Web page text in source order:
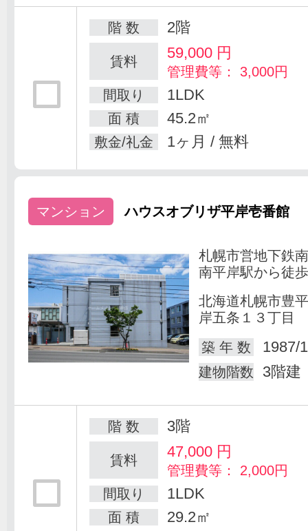
階 数 2階
賃料 59,000円
管理費等： 3,000円
間取り
1LDK
面 積 45.2㎡
敷金/礼金 1ヶ月 / 無料
マンション ハウスオブリザ平岸壱番館
札幌市営地下鉄
南平岸駅から徒
北海道札幌市豊
岸五条１３丁目
築 年 数
1987/
建物階数 3階建
階 数 3階
賃料 47,000円
管理費等： 2,000円
間取り
1LDK
面 積 29.2㎡